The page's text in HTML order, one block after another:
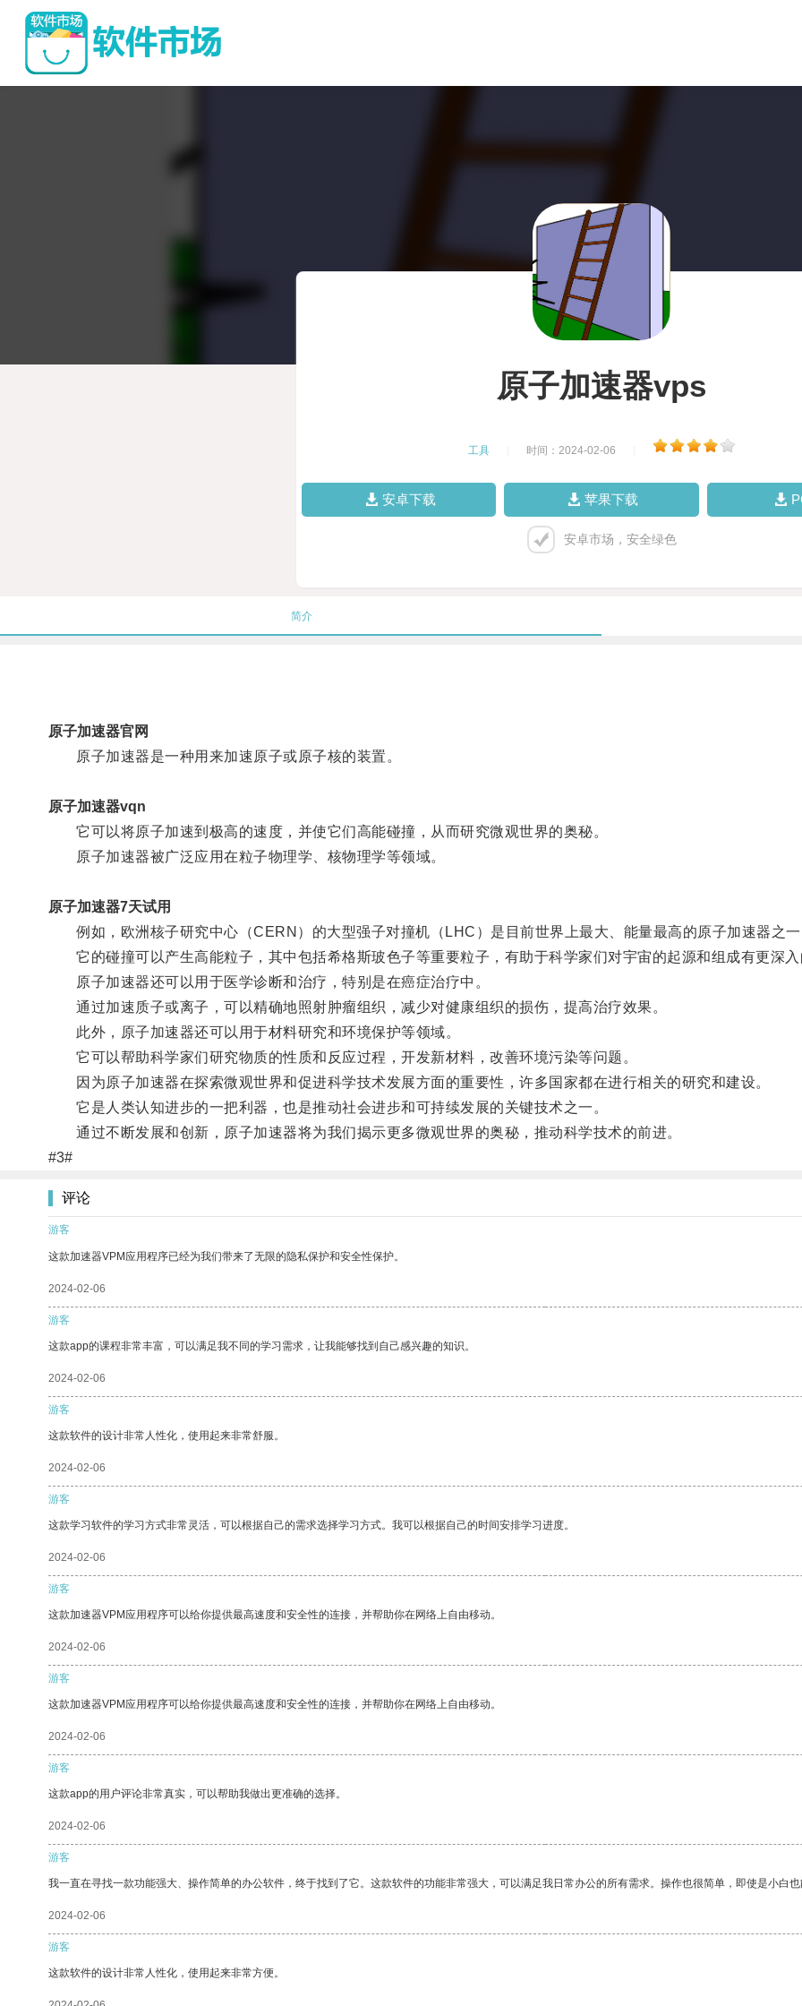
原子加速器vps
工具 时间：2024-02-06
安卓下载 苹果下载
安卓市场，安全绿色
简介
原子加速器官网
原子加速器是一种用来加速原子或原子核的装置。
原子加速器vqn
它可以将原子加速到极高的速度，并使它们高能碰撞，从而研究微观世界的奥秘。
原子加速器被广泛应用在粒子物理学、核物理学等领域。
原子加速器7天试用
例如，欧洲核子研究中心（CERN）的大型强子对撞机（LHC）是目前世界上最大、能量最高的原子加速器之一
它的碰撞可以产生高能粒子，其中包括希格斯玻色子等重要粒子，有助于科学家们对宇宙的起源和组成有更深入
原子加速器还可以用于医学诊断和治疗，特别是在癌症治疗中。
通过加速质子或离子，可以精确地照射肿瘤组织，减少对健康组织的损伤，提高治疗效果。
此外，原子加速器还可以用于材料研究和环境保护等领域。
它可以帮助科学家们研究物质的性质和反应过程，开发新材料，改善环境污染等问题。
因为原子加速器在探索微观世界和促进科学技术发展方面的重要性，许多国家都在进行相关的研究和建设。
它是人类认知进步的一把利器，也是推动社会进步和可持续发展的关键技术之一。
通过不断发展和创新，原子加速器将为我们揭示更多微观世界的奥秘，推动科学技术的前进。
#3#
评论
游客
这款加速器VPM应用程序已经为我们带来了无限的隐私保护和安全性保护。
2024-02-06
游客
这款app的课程非常丰富，可以满足我不同的学习需求，让我能够找到自己感兴趣的知识。
2024-02-06
游客
这款软件的设计非常人性化，使用起来非常舒服。
2024-02-06
游客
这款学习软件的学习方式非常灵活，可以根据自己的需求选择学习方式。我可以根据自己的时间安排学习进度。
2024-02-06
游客
这款加速器VPM应用程序可以给你提供最高速度和安全性的连接，并帮助你在网络上自由移动。
2024-02-06
游客
这款加速器VPM应用程序可以给你提供最高速度和安全性的连接，并帮助你在网络上自由移动。
2024-02-06
游客
这款app的用户评论非常真实，可以帮助我做出更准确的选择。
2024-02-06
游客
我一直在寻找一款功能强大、操作简单的办公软件，终于找到了它。这款软件的功能非常强大，可以满足我日常办公的所有需求。操作也很简单，即使是小白也
2024-02-06
游客
这款软件的设计非常人性化，使用起来非常方便。